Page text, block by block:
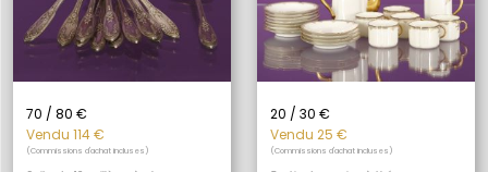
70 / 80 €
Vendu 114 €
(Commissions d'achat incluses)
20 / 30 €
Vendu 25 €
(Commissions d'achat incluses)